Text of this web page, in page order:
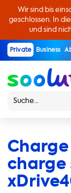
Wir sind bis
geschlossen. In
und sind
Private Business